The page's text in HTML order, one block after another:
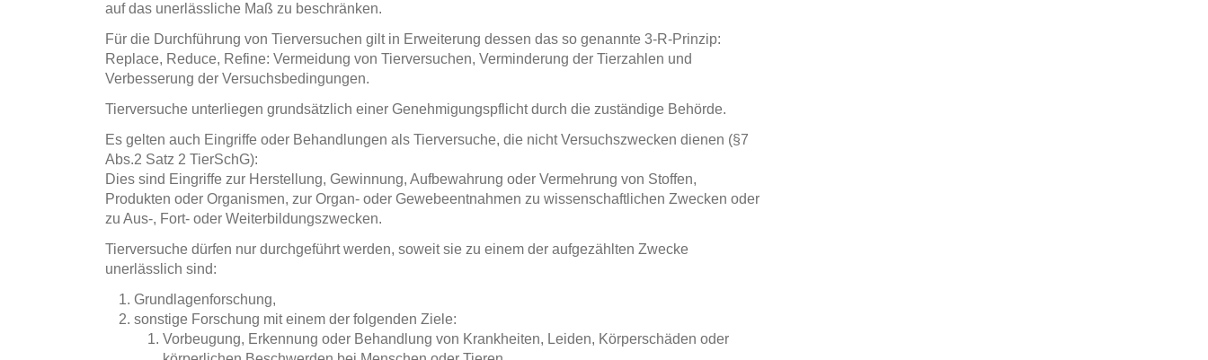
auf das unerlässliche Maß zu beschränken.
Für die Durchführung von Tierversuchen gilt in Erweiterung dessen das so genannte 3-R-Prinzip:
Replace, Reduce, Refine: Vermeidung von Tierversuchen, Verminderung der Tierzahlen und
Verbesserung der Versuchsbedingungen.
Tierversuche unterliegen grundsätzlich einer Genehmigungspflicht durch die zuständige Behörde.
Es gelten auch Eingriffe oder Behandlungen als Tierversuche, die nicht Versuchszwecken dienen (§7
Abs.2 Satz 2 TierSchG):
Dies sind Eingriffe zur Herstellung, Gewinnung, Aufbewahrung oder Vermehrung von Stoffen,
Produkten oder Organismen, zur Organ- oder Gewebeentnahmen zu wissenschaftlichen Zwecken oder
zu Aus-, Fort- oder Weiterbildungszwecken.
Tierversuche dürfen nur durchgeführt werden, soweit sie zu einem der aufgezählten Zwecke
unerlässlich sind:
Grundlagenforschung,
sonstige Forschung mit einem der folgenden Ziele:
Vorbeugung, Erkennung oder Behandlung von Krankheiten, Leiden, Körperschäden oder